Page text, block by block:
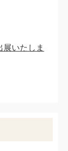
展いたしま